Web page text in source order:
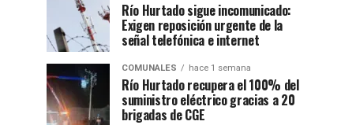
Río Hurtado sigue incomunicado:
Exigen reposición urgente de la
señal telefónica e internet
COMUNALES hace 1 semana
Río Hurtado recupera el 100% del
suministro eléctrico gracias a 20
brigadas de CGE